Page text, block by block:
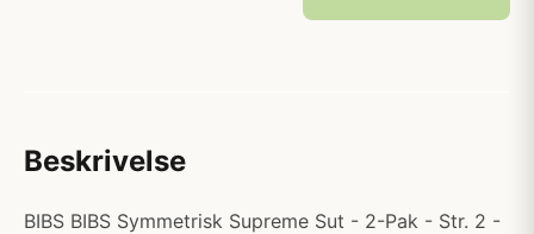
Beskrivelse
BIBS BIBS Symmetrisk Supreme Sut - 2-Pak - Str. 2 -